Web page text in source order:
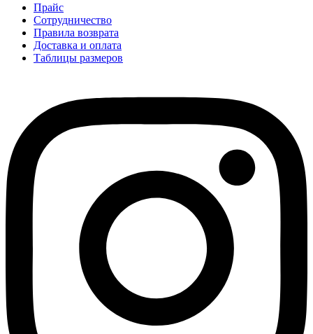
Прайс
Сотрудничество
Правила возврата
Доставка и оплата
Таблицы размеров